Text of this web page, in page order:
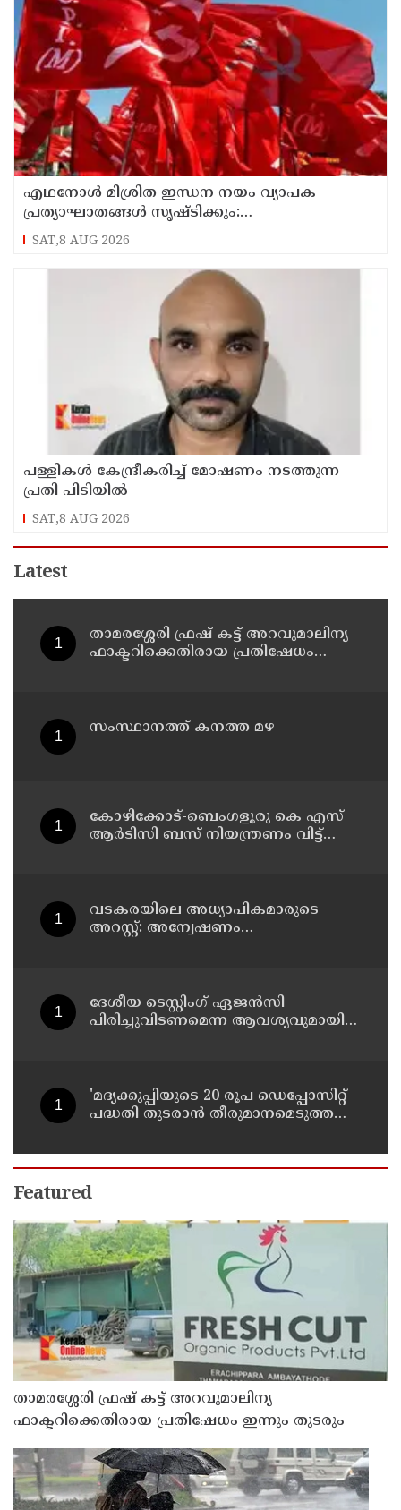
എഥനോള്‍ മിശ്രിത ഇന്ധന നയം വ്യാപക
പ്രത്യാഘാതങ്ങള്‍ സൃഷ്ടിക്കും:
പിന്‍വലിച്ചില്ലെങ്കില്‍ ജനകീയ പ്രതിഷേധമെന്ന്
സിപിഐഎം
SAT,8 AUG 2026
പള്ളികള്‍ കേന്ദ്രീകരിച്ച് മോഷണം നടത്തുന്ന
പ്രതി പിടിയില്‍
SAT,8 AUG 2026
Latest
താമരശ്ശേരി ഫ്രഷ് കട്ട് അറവുമാലിന്യ
ഫാക്ടറിക്കെതിരായ പ്രതിഷേധം
സംസ്ഥാനത്ത് കനത്ത മഴ
കോഴിക്കോട്-ബെംഗളൂരു കെ എസ്
ആര്‍ടിസി ബസ് നിയന്ത്രണം വിട്ട്
വടകരയിലെ അധ്യാപികമാരുടെ
അറസ്റ്റ്: അന്വേഷണം
ദേശീയ ടെസ്റ്റിംഗ് ഏജന്‍സി
പിരിച്ചുവിടണമെന്ന ആവശ്യവുമായി
'മദ്യക്കുപ്പിയുടെ 20 രൂപ ഡെപ്പോസിറ്റ്
പദ്ധതി തുടരാന്‍ തീരുമാനമെടുത്ത
നന്ദി'; അഭിനന്ദിച്ച് മുന്‍ മന്ത്രി എം ബി
രാജേഷ്
Featured
താമരശ്ശേരി ഫ്രഷ് കട്ട് അറവുമാലിന്യ
ഫാക്ടറിക്കെതിരായ പ്രതിഷേധം ഇന്നും തുടരും